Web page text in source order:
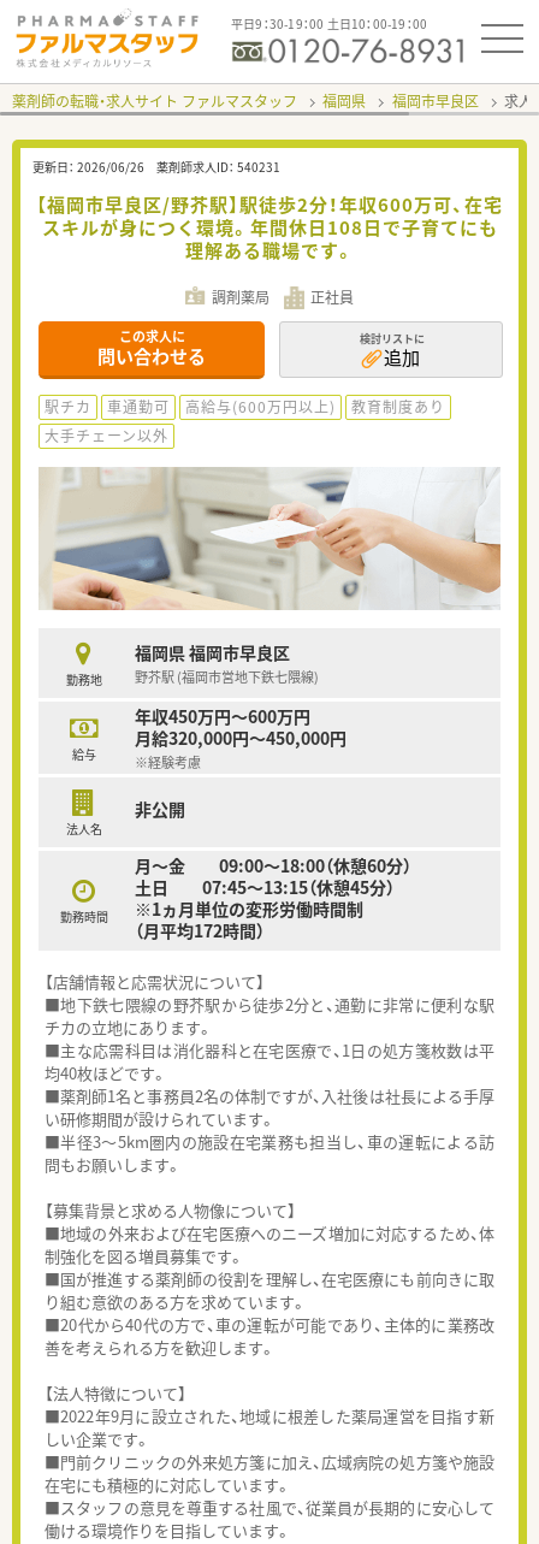
平日9：30-19：00 土日10：00-19：00
薬剤師の転職・求人サイト ファルマスタッフ 福岡県 福岡市早良区 求人
更新日： 2026/06/26 薬剤師求人ID： 540231
【福岡市早良区/野芥駅】駅徒歩2分！年収600万可、在宅
スキルが身につく環境。年間休日108日で子育てにも
理解ある職場です。
調剤薬局 正社員
この求人に
問い合わせる
検討リストに
追加
駅チカ 車通勤可 高給与(600万円以上)
教育制度あり
大手チェーン以外
勤務地
福岡県 福岡市早良区
野芥駅 (福岡市営地下鉄七隈線)
給与
年収450万円～600万円
月給320,000円～450,000円
※経験考慮
法人名
非公開
勤務時間
月～金 09:00〜18:00（休憩60分）
土日 07:45〜13:15（休憩45分）
※1ヵ月単位の変形労働時間制
（月平均172時間）
【店舗情報と応需状況について】
■地下鉄七隈線の野芥駅から徒歩2分と、通勤に非常に便利な駅
チカの立地にあります。
■主な応需科目は消化器科と在宅医療で、1日の処方箋枚数は平
均40枚ほどです。
■薬剤師1名と事務員2名の体制ですが、入社後は社長による手厚
い研修期間が設けられています。
■半径3～5km圏内の施設在宅業務も担当し、車の運転による訪
問もお願いします。
【募集背景と求める人物像について】
■地域の外来および在宅医療へのニーズ増加に対応するため、体
制強化を図る増員募集です。
■国が推進する薬剤師の役割を理解し、在宅医療にも前向きに取
り組む意欲のある方を求めています。
■20代から40代の方で、車の運転が可能であり、主体的に業務改
善を考えられる方を歓迎します。
【法人特徴について】
■2022年9月に設立された、地域に根差した薬局運営を目指す新
しい企業です。
■門前クリニックの外来処方箋に加え、広域病院の処方箋や施設
在宅にも積極的に対応しています。
■スタッフの意見を尊重する社風で、従業員が長期的に安心して
働ける環境作りを目指しています。